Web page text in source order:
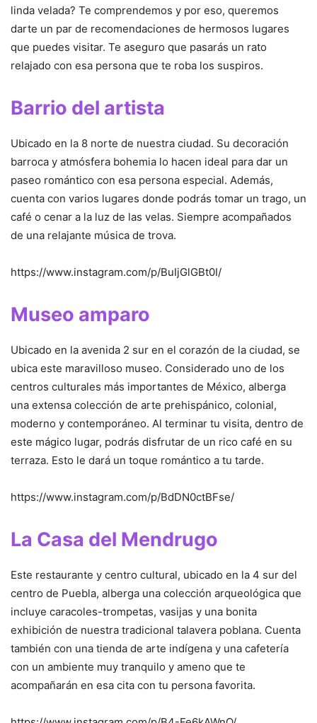
linda velada? Te comprendemos y por eso, queremos
darte un par de recomendaciones de hermosos lugares
que puedes visitar. Te aseguro que pasarás un rato
relajado con esa persona que te roba los suspiros.
Barrio del artista
Ubicado en la 8 norte de nuestra ciudad. Su decoración
barroca y atmósfera bohemia lo hacen ideal para dar un
paseo romántico con esa persona especial. Además,
cuenta con varios lugares donde podrás tomar un trago, un
café o cenar a la luz de las velas. Siempre acompañados
de una relajante música de trova.
https://www.instagram.com/p/BuIjGlGBt0I/
Museo amparo
Ubicado en la avenida 2 sur en el corazón de la ciudad, se
ubica este maravilloso museo. Considerado uno de los
centros culturales más importantes de México, alberga
una extensa colección de arte prehispánico, colonial,
moderno y contemporáneo. Al terminar tu visita, dentro de
este mágico lugar, podrás disfrutar de un rico café en su
terraza. Esto le dará un toque romántico a tu tarde.
https://www.instagram.com/p/BdDN0ctBFse/
La Casa del Mendrugo
Este restaurante y centro cultural, ubicado en la 4 sur del
centro de Puebla, alberga una colección arqueológica que
incluye caracoles-trompetas, vasijas y una bonita
exhibición de nuestra tradicional talavera poblana. Cuenta
también con una tienda de arte indígena y una cafetería
con un ambiente muy tranquilo y ameno que te
acompañarán en esa cita con tu persona favorita.